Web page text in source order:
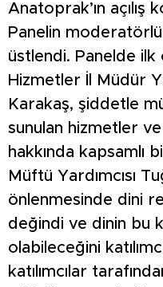
Anatoprak’ın açılış
Panelin
üstlendi. Panelde ilk
Hizmetler İl Müdür
Karakaş, şiddetle
sunulan hizmetler
hakkında kapsamlı
Müftü Yardımcısı
önlenmesinde dini
değindi ve dinin bu
olabileceğini
katılımcılar